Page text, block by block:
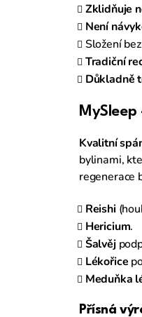
Zklidňuje
Není
Složení
Tradiční
Důkladně
Kvalitní
bylinami,
regenerace
Reishi
Hericium.
Šalvěj
Lékořice
Meduňka
Přísná